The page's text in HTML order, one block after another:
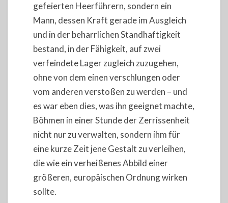
gefeierten Heerführern, sondern ein
Mann, dessen Kraft gerade im Ausgleich
und in der beharrlichen Standhaftigkeit
bestand, in der Fähigkeit, auf zwei
verfeindete Lager zugleich zuzugehen,
ohne von dem einen verschlungen oder
vom anderen verstoßen zu werden – und
es war eben dies, was ihn geeignet machte,
Böhmen in einer Stunde der Zerrissenheit
nicht nur zu verwalten, sondern ihm für
eine kurze Zeit jene Gestalt zu verleihen,
die wie ein verheißenes Abbild einer
größeren, europäischen Ordnung wirken
sollte.